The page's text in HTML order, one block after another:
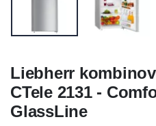
Liebherr
CTele 2131 -
GlassLine